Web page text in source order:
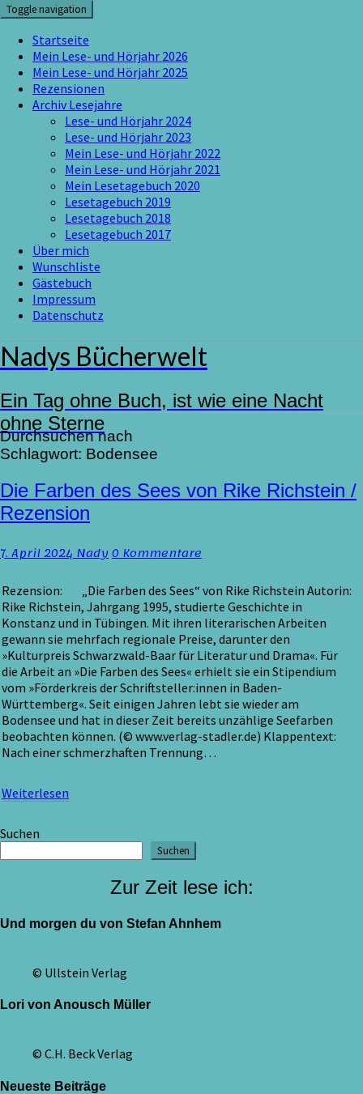
Skip
to
content
Toggle navigation
Startseite
Mein Lese- und Hörjahr 2026
Mein Lese- und Hörjahr 2025
Rezensionen
Archiv Lesejahre
Lese- und Hörjahr 2024
Lese- und Hörjahr 2023
Mein Lese- und Hörjahr 2022
Mein Lese- und Hörjahr 2021
Mein Lesetagebuch 2020
Lesetagebuch 2019
Lesetagebuch 2018
Lesetagebuch 2017
Über mich
Wunschliste
Gästebuch
Impressum
Datenschutz
Nadys Bücherwelt
Ein Tag ohne Buch, ist wie eine Nacht
ohne Sterne
Durchsuchen nach
Schlagwort: Bodensee
Die
Farben
des
von
Richstein
/
Rezension
Die Farben des Sees von Rike Richstein /
Rezension
7. April 2024NadyKommentare
0 Kommentare
Rezension: „Die Farben des Sees“ von Rike Richstein Autorin:
Rike Richstein, Jahrgang 1995, studierte Geschichte in
Konstanz und in Tübingen. Mit ihren literarischen Arbeiten
gewann sie mehrfach regionale Preise, darunter den
»Kulturpreis Schwarzwald-Baar für Literatur und Drama«. Für
die Arbeit an »Die Farben des Sees« erhielt sie ein Stipendium
vom »Förderkreis der Schriftsteller:innen in Baden-
Württemberg«. Seit einigen Jahren lebt sie wieder am
Bodensee und hat in dieser Zeit bereits unzählige Seefarben
beobachten können. (© www.verlag-stadler.de) Klappentext:
Nach einer schmerzhaften Trennung…
Weiterlesen
Suchen
Suchen
Zur Zeit lese ich:
Und morgen du von Stefan Ahnhem
© Ullstein Verlag
Lori von Anousch Müller
© C.H. Beck Verlag
Neueste Beiträge